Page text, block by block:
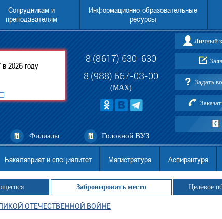
Сотрудникам и
преподавателям
Информационно-образовательные
ресурсы
2026 году
Консультации по вопросам поступления в АНО
ВО МГЭУ
8 (8617) 630-630
8 (988) 667-03-00
(MAX)
Филиалы Головной ВУЗ
Задать
Личный
Бакалавриат и специалитет Магистратура Аспирантура
Забронировать место Целевое
ОТЕЧЕСТВЕННОЙ ВОЙНЕ